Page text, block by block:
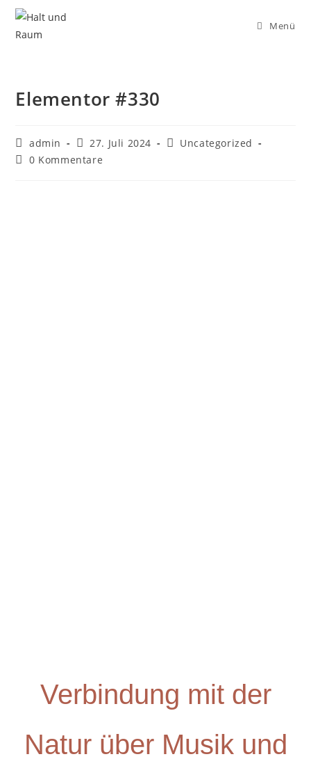
Menü
Elementor #330
admin 27. Juli 2024
Uncategorized
0 Kommentare
Verbindung mit der
Natur über Musik und